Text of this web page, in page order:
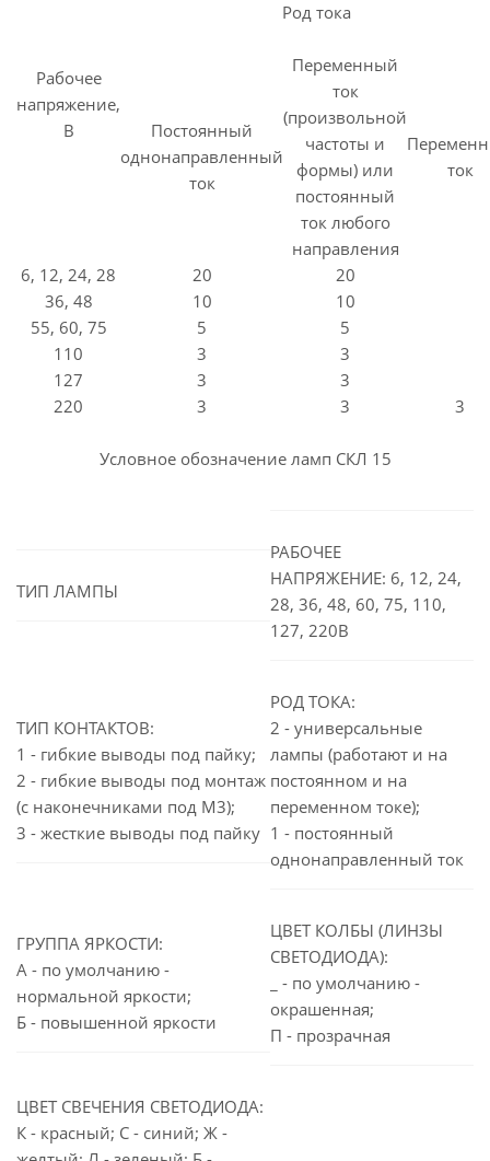
Рабочее
напряжение,
В
Род тока
Постоянный
однонаправленный
ток
Переменный
ток
(произвольной
частоты и
формы) или
постоянный
ток любого
направления
ток
6, 12, 24, 28 20
20
36, 48
10
10
55, 60, 75
5
5
110
3
3
127
3
3
220
3 3 3
Условное обозначение ламп СКЛ 15
ТИП ЛАМПЫ
РАБОЧЕЕ
НАПРЯЖЕНИЕ: 6, 12, 24,
28, 36, 48, 60, 75, 110,
127, 220В
ТИП КОНТАКТОВ:
1 - гибкие выводы под пайку;
2 - гибкие выводы под монтаж
(с наконечниками под М3);
3 - жесткие выводы под пайку
РОД ТОКА:
2 - универсальные
лампы (работают и на
постоянном и на
переменном токе);
1 - постоянный
однонаправленный ток
ГРУППА ЯРКОСТИ:
А - по умолчанию -
нормальной яркости;
Б - повышенной яркости
ЦВЕТ КОЛБЫ (ЛИНЗЫ
СВЕТОДИОДА):
_ - по умолчанию -
окрашенная;
П - прозрачная
ЦВЕТ СВЕЧЕНИЯ СВЕТОДИОДА:
К - красный; С - синий; Ж -